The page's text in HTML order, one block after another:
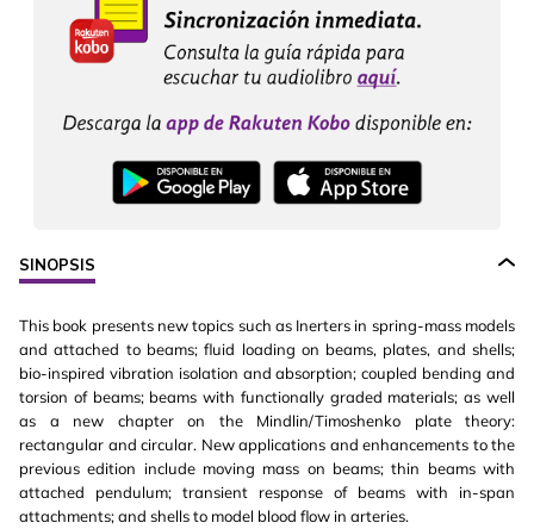
SINOPSIS
This book presents new topics such as Inerters in spring-mass models
and attached to beams; fluid loading on beams, plates, and shells;
bio-inspired vibration isolation and absorption; coupled bending and
torsion of beams; beams with functionally graded materials; as well
as a new chapter on the Mindlin/Timoshenko plate theory:
rectangular and circular. New applications and enhancements to the
previous edition include moving mass on beams; thin beams with
attached pendulum; transient response of beams with in-span
attachments; and shells to model blood flow in arteries.